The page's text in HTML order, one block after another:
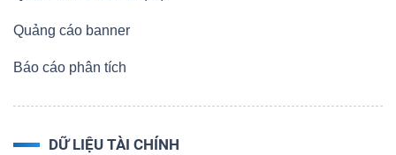
Quảng cáo banner
Báo cáo phân tích
DỮ LIỆU TÀI CHÍNH